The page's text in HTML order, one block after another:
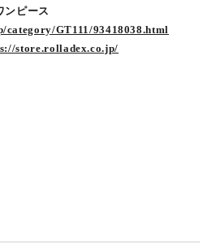
ピース
GT111/93418038.html
store.rolladex.co.jp/